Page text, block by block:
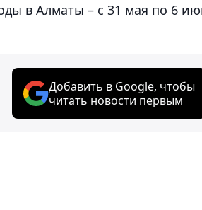
в Алматы – с 31 мая по 6
Добавить в Google, чтобы
читать новости первым